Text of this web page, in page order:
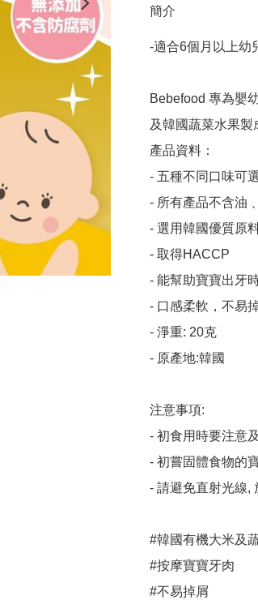
簡介
-適合6個月以上幼
Bebefood 專為嬰
及韓國蔬菜水果製
產品資料：
- 五種不同口味可
- 所有產品不含油
- 選用韓國優質原
- 取得HACCP
- 能幫助寶寶出牙
- 口感柔軟，不易
- 淨重: 20克
- 原產地:韓國
注意事項:
- 初食用時要注意
- 初嘗固體食物的
- 請避免直射光線,
#韓國有機
#按摩寶寶牙肉
#不易掉屑